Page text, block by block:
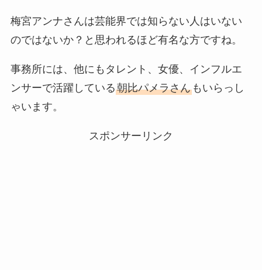
梅宮アンナさんは芸能界では知らない人はいない
のではないか？と思われるほど有名な方ですね。
事務所には、他にもタレント、女優、インフルエ
ンサーで活躍している朝比パメラさんもいらっし
ゃいます。
スポンサーリンク